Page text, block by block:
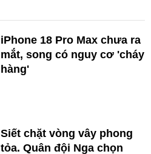
iPhone 18 Pro Max chưa ra
mắt, song có nguy cơ 'cháy
hàng'
Siết chặt vòng vây phong
tỏa. Quân đội Nga chọn